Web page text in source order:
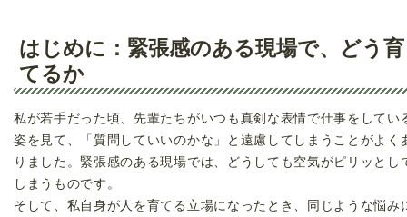
はじめに：緊張感のある現場で、どう育
てるか
私が若手だった頃、先輩たちがいつも真剣な表情で仕事をしてい
姿を見て、「質問していいのかな」と遠慮してしまうことがよく
りました。緊張感のある現場では、どうしても空気がピリッとし
しまうものです。
そして、私自身が人を育てる立場になったとき、同じような悩み